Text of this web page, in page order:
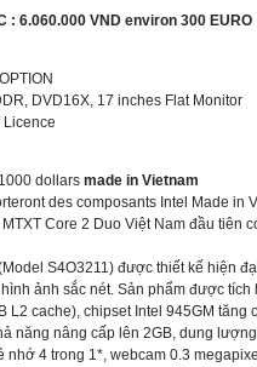
: 6.060.000 VND environ 300 EURO
DVD16X, 17 inches Flat Monitor
Licence
dollars made in Vietnam
des composants Intel Made in
Core 2 Duo Việt Nam đầu tiên
S4O3211) được thiết kế hiện
ảnh sắc nét. Sản phẩm được
L2 cache), chipset Intel 945GM
năng nâng cấp lên 2GB, dung
nhớ 4 trong 1*, webcam 0.3